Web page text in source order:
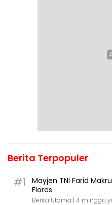
Berita Terpopuler
#1
Mayjen TNI Farid
Flores
Berita Utama | 4 minggu